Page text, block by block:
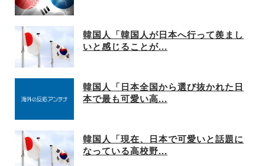
韓国人「韓国人が日本へ行って羨まし
いと感じることが...
韓国人「日本全国から選び抜かれた日
本で最も可愛い高...
韓国人「現在、日本で可愛いと話題に
なっている高校野...